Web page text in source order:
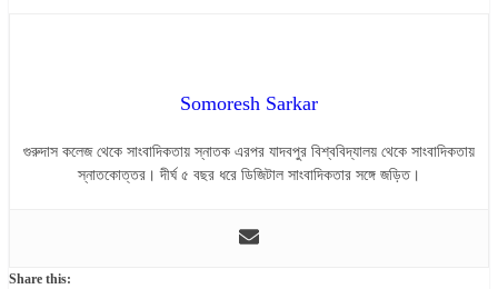
Somoresh Sarkar
গুরুদাস কলেজ থেকে সাংবাদিকতায় স্নাতক এরপর যাদবপুর বিশ্ববিদ্যালয় থেকে সাংবাদিকতায়
স্নাতকোত্তর। দীর্ঘ ৫ বছর ধরে ডিজিটাল সাংবাদিকতার সঙ্গে জড়িত।
Share this: